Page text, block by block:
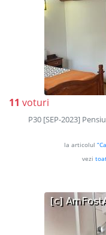
11 voturi
P30 [SEP-2023]
la articolul
vezi